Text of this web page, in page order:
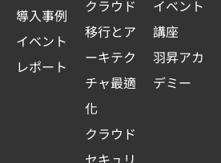
導入事例
イベント
レポート
クラウド
移行とア
ーキテク
チャ最適
化
クラウド
セキュリ
イベント
講座
羽昇アカ
デミー